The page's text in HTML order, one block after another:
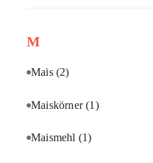
M
Mais (2)
Maiskörner(1)
Maismehl (1)